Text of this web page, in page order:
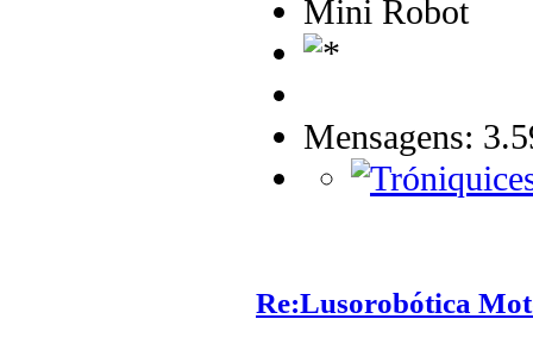
Mini Robot
Mensagens:
Re:Lusorobótica